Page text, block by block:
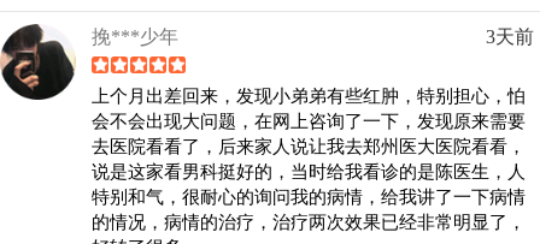
挽***少年 3天前
上个月出差回来，发现小弟弟有些红肿，特别担心，怕
会不会出现大问题，在网上咨询了一下，发现原来需要
去医院看看了，后来家人说让我去郑州医大医院看看，
说是这家看男科挺好的，当时给我看诊的是陈医生，人
特别和气，很耐心的询问我的病情，给我讲了一下病情
的情况，病情的治疗，治疗两次效果已经非常明显了，